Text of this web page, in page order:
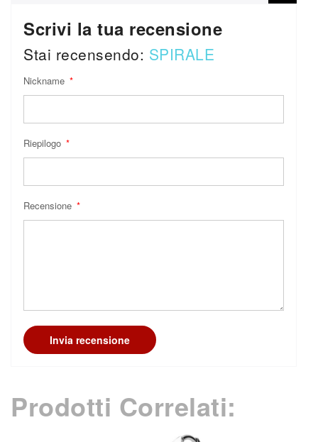
Scrivi la tua recensione
Stai recensendo: SPIRALE
Nickname
Riepilogo
Recensione
Invia recensione
Prodotti Correlati: